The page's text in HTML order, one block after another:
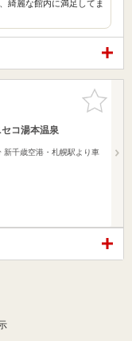
綺麗な館内に満足してま
お気に入
りに追加
コ湯本温泉
新千歳空港・札幌駅より車